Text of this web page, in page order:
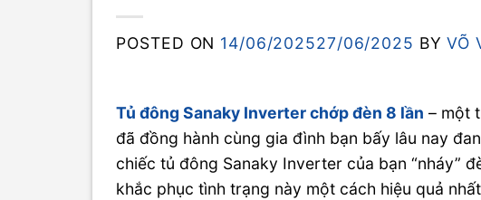
POSTED ON 14/06/202527/06/2025 BYVÕ
Tủ đông Sanaky Inverter chớp đèn 8 lần – một
đã đồng hành cùng gia đình bạn bấy lâu nay
chiếc tủ đông Sanaky Inverter của bạn “nháy”
khắc phục tình trạng này một cách hiệu quả